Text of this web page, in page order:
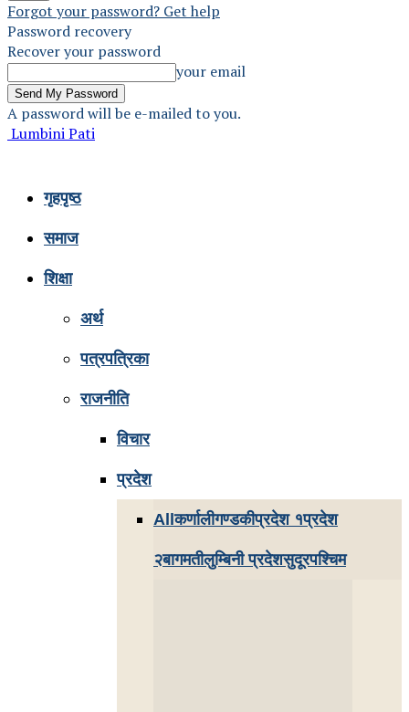
Forgot your password? Get help
Password recovery
Recover your password
your email
A password will be e-mailed to you.
Lumbini Pati
गृहपृष्ठ
समाज
शिक्षा
अर्थ
पत्रपत्रिका
राजनीति
विचार
प्रदेश
Allकर्णालीगण्डकीप्रदेश १प्रदेश
२बागमतीलुम्बिनी प्रदेशसुदूरपश्चिम